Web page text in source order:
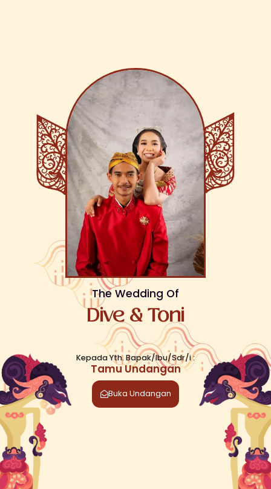
The Wedding Of
Dive & Toni
Kepada Yth. Bapak/Ibu/Sdr/i :
Tamu Undangan
Buka Undangan